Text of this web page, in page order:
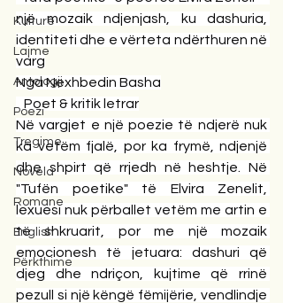
Kulturë
Lajme
Antologji
Poezi
Tregime
Novela
Romane
English
Përkthime
një mozaik ndjenjash, ku dashuria,
identiteti dhe e vërteta ndërthuren në
varg
Nga Nexhbedin Basha
Poet & kritik letrar
Në vargjet e një poezie të ndjerë nuk
ka vetëm fjalë, por ka frymë, ndjenjë
dhe shpirt që rrjedh në heshtje. Në
"Tufën poetike" të Elvira Zenelit,
lexuesi nuk përballet vetëm me artin e
të shkruarit, por me një mozaik
emocionesh të jetuara: dashuri që
djeg dhe ndriçon, kujtime që rrinë
pezull si një këngë fëmijërie, vendlindje